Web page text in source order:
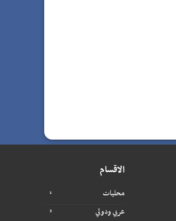
الاقسام
محليات
عربي ودولي